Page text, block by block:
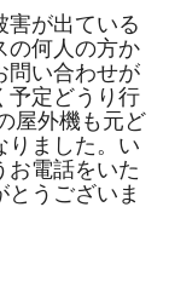
害が出ている
の何人の方か
問い合わせが
予定どうり行
屋外機も元ど
りました。い
お電話をいた
うございま